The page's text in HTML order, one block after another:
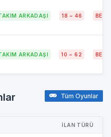
ARKADAŞI 18 ~ 46
ARKADAŞI 10 ~ 62
Tüm Oyunlar
İLAN TÜRÜ